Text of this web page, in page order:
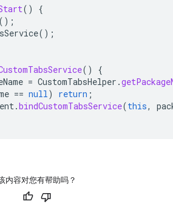
()
{
();
();
()
{
= CustomTabsHelper .
== null) return ;
.bindCustomTabsService(this,
内容对您有帮助吗？